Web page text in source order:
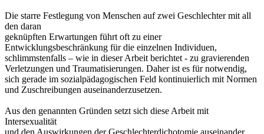
Die starre Festlegung von Menschen auf zwei Geschlechter mit all
den daran
geknüpften Erwartungen führt oft zu einer
Entwicklungsbeschränkung für die einzelnen Individuen,
schlimmstenfalls – wie in dieser Arbeit berichtet - zu gravierenden
Verletzungen und Traumatisierungen. Daher ist es für notwendig,
sich gerade im sozialpädagogischen Feld kontinuierlich mit Normen
und Zuschreibungen auseinanderzusetzen.
Aus den genannten Gründen setzt sich diese Arbeit mit
Intersexualität
und den Auswirkungen der Geschlechterdichotomie auseinander